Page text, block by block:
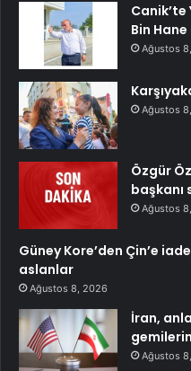
Canik’te
Bin
Ağustos
Ağustos
Özgür
başkanı
Ağustos
Güney Kore’den Çin’e
aslanlar
Ağustos 8, 2026
İran,
Ağustos